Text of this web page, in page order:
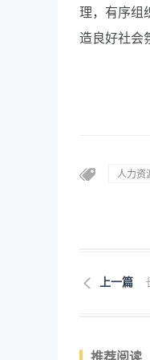
理，有序组
造良好社会
人力资
上一篇
推荐阅读